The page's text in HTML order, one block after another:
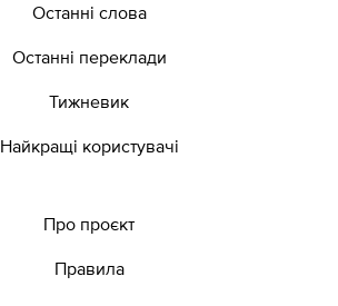
Останні слова
Останні переклади
Тижневик
Найкращі користувачі
Про проєкт
Правила